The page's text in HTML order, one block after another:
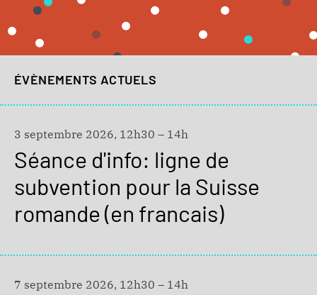
ÉVÈNEMENTS ACTUELS
3 septembre 2026, 12h30 – 14h
Séance d'info: ligne de
subvention pour la Suisse
romande (en francais)
7 septembre 2026, 12h30 – 14h